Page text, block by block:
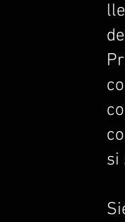
si